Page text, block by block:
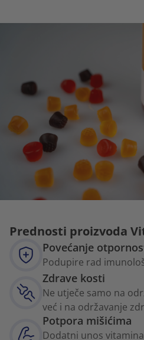
Prednosti proizvoda
Povećanje
Podupire rad
Zdrave kosti
Ne utječe samo na
već i na održavanje
Potpora mišićima
Dodatni unos